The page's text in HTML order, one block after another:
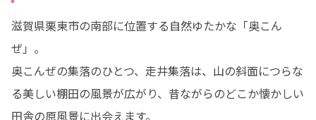
滋賀県栗東市の南部に位置する自然ゆたかな「奥こん
ぜ」。
奥こんぜの集落のひとつ、走井集落は、山の斜面につらな
る美しい棚田の風景が広がり、昔ながらのどこか懐かしい
田舎の原風景に出会えます。